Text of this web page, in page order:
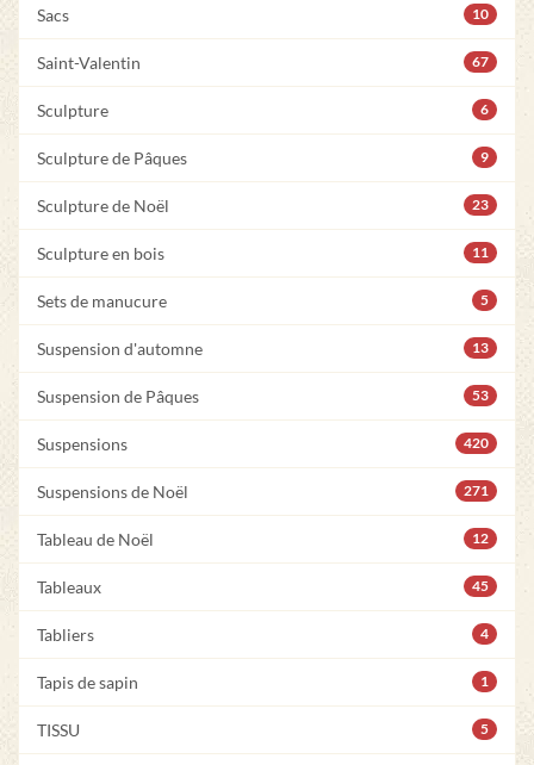
Sacs 10
Saint-Valentin 67
Sculpture 6
Sculpture de Pâques 9
Sculpture de Noël 23
Sculpture en bois 11
Sets de manucure 5
Suspension d'automne 13
Suspension de Pâques 53
Suspensions 420
Suspensions de Noël 271
Tableau de Noël 12
Tableaux 45
Tabliers 4
Tapis de sapin 1
TISSU 5